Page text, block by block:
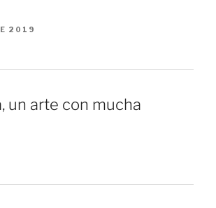
2019
un arte con mucha